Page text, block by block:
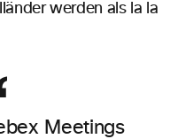
werden als la la
Meetings